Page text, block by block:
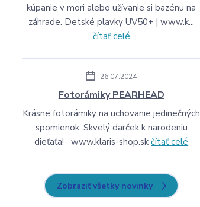
kúpanie v mori alebo užívanie si bazénu na
záhrade. Detské plavky UV50+ | www.k...
čítať celé
26.07.2024
Fotorámiky PEARHEAD
Krásne fotorámiky na uchovanie jedinečných
spomienok. Skvelý darček k narodeniu
dieťaťa! www.klaris-shop.skčítať celé
Zobraziť všetky novinky